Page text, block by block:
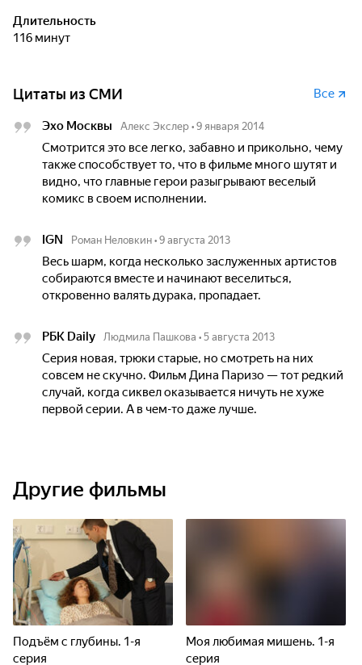
Длительность
116 минут
Цитаты из СМИ Все
Эхо Москвы Алекс Экслер • 9 января 2014
Смотрится это все легко, забавно и прикольно, чему
также способствует то, что в фильме много шутят и
видно, что главные герои разыгрывают веселый
комикс в своем исполнении.
IGN Роман Неловкин • 9 августа 2013
Весь шарм, когда несколько заслуженных артистов
собираются вместе и начинают веселиться,
откровенно валять дурака, пропадает.
РБК Daily Людмила Пашкова • 5 августа 2013
Серия новая, трюки старые, но смотреть на них
совсем не скучно. Фильм Дина Паризо — тот редкий
случай, когда сиквел оказывается ничуть не хуже
первой серии. А в чем-то даже лучше.
Другие фильмы
Подъём с глубины. 1-я
серия
Моя любимая мишень. 1-я
серия